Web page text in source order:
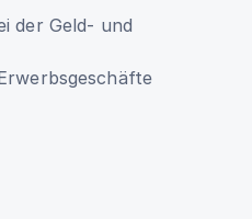
der Geld- und